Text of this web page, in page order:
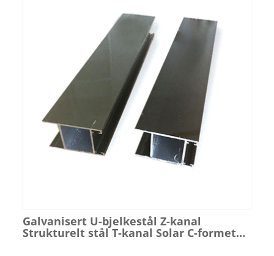
Galvanisert U-bjelkestål Z-kanal
Strukturelt stål T-kanal Solar C-formet